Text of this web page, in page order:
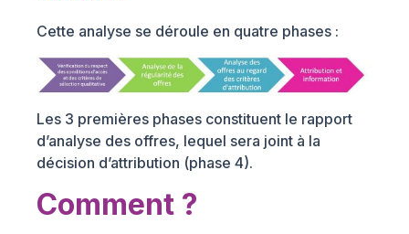
Cette analyse se déroule en quatre phases :
Les 3 premières phases constituent le rapport
d’analyse des offres, lequel sera joint à la
décision d’attribution (phase 4).
Comment ?